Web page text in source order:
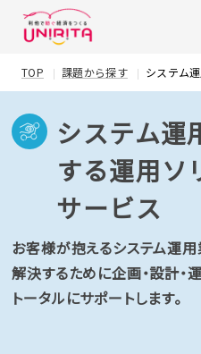
TOP 課題から探す システム
システム運
する運用ソ
サービス
お客様が抱えるシステム運
解決するために企画・設計・
トータルにサポートします。